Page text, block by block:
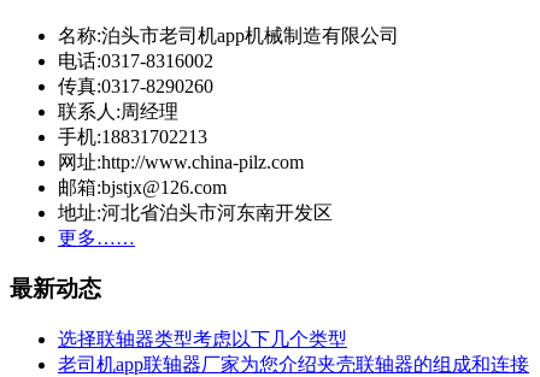
名称:泊头市老司机app机械制造有限公司
电话:0317-8316002
传真:0317-8290260
联系人:周经理
手机:18831702213
网址:http://www.china-pilz.com
邮箱:bjstjx@126.com
地址:河北省泊头市河东南开发区
更多……
最新动态
选择联轴器类型考虑以下几个类型
老司机app联轴器厂家为您介绍夹壳联轴器的组成和连接